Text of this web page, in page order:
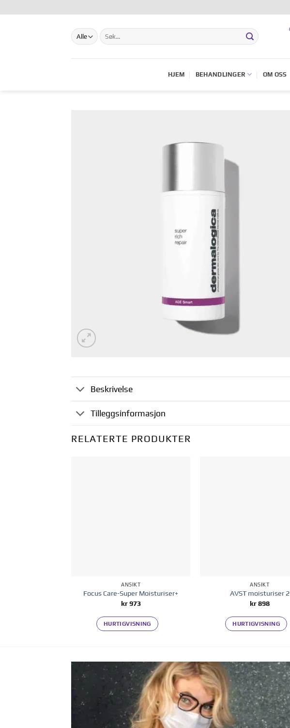
til
Søk
etter:
HJEM BEHANDLINGER OM OSS
Beskrivelse
Tilleggsinformasjon
RELATERTE PRODUKTER
ANSIKT
Focus Care-Super Moisturiser+
kr973
HURTIGVISNING
ANSIKT
AVST moisturiser 2
kr898
HURTIGVISNING